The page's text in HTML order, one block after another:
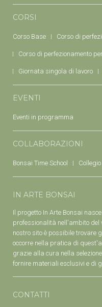
CORSI
Corso Base Corso di
Corso di perfezionamento
Giornata singola di lavoro
EVENTI
Eventi in programma
COLLABORAZIONI
Bonsai Time School
IN ARTE BONSAI
Il progetto In Arte Bonsai
professionalità nell'ambito del
nostro sito è possibile trovare
occorre nella pratica di
grazie alla cura nella
fornire materiali esclusivi e di
CONTATTI